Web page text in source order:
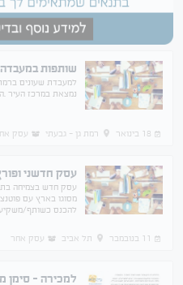
שותפות במעבדה
למעבדת שעונים
נמצאת במרכז העיר
18 בינואר רמת גן - גבעתי עסק
עסק חדשני
עסק חדש בצמיחה
מסוגו בארץ עם
להכנס כשותף/
11 בנובמבר תל אביב עסק אחר
למכירה - סימן